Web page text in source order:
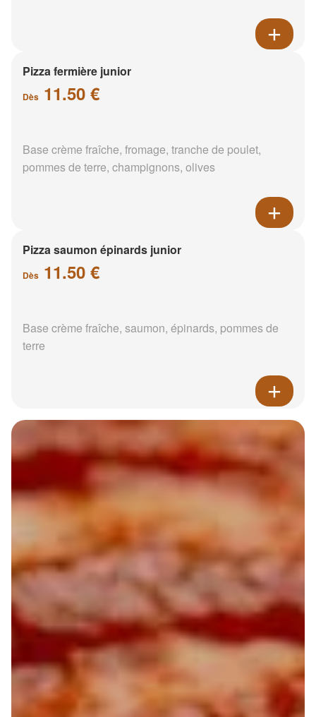
Pizza fermière junior
Dès 11.50 €
Base crème fraîche, fromage, tranche de poulet,
pommes de terre, champignons, olives
Pizza saumon épinards junior
Dès 11.50 €
Base crème fraîche, saumon, épinards, pommes de
terre